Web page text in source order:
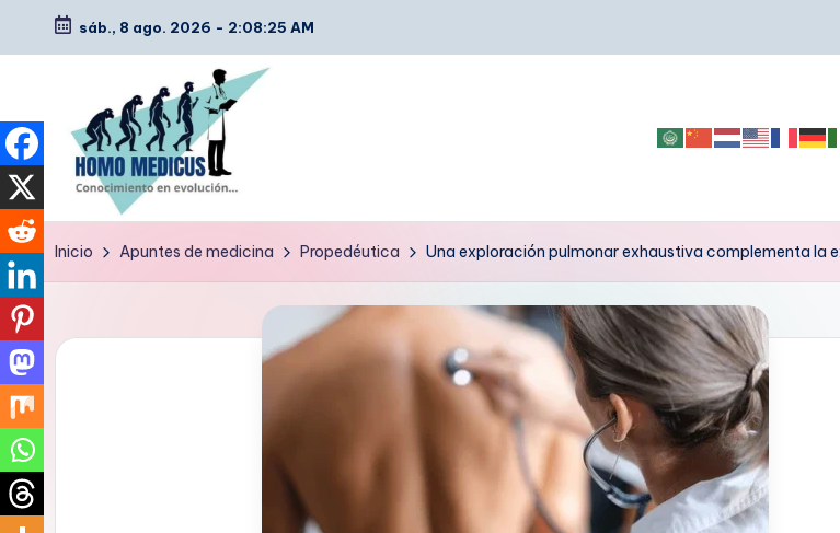
Saltar
contenido
sáb., 8 ago. 2026 - 2:08:26 AM
H
o
m
Guías
resúmenes,
Inicio Apuntes de medicina Propedéutica Una exploración pulmonar exhaustiva complementa la